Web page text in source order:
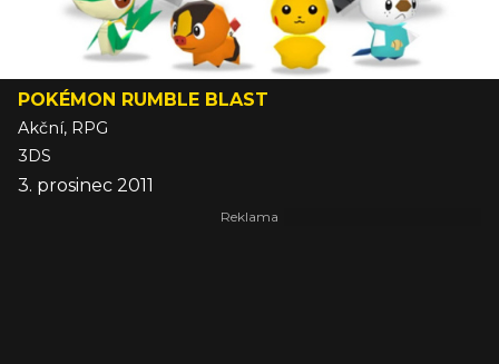
POKÉMON RUMBLE BLAST
Akční, RPG
3DS
3. prosinec 2011